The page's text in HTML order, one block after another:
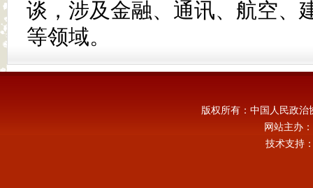
谈，涉及金融、通讯、航空、
等领域。
版权所有：中国人民政
网站主办
技术支持